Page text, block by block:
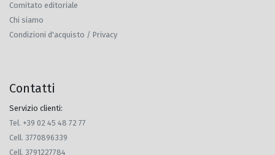
Comitato editoriale
Chi siamo
Condizioni d'acquisto / Privacy
Contatti
Servizio clienti:
Tel. +39 02 45 48 72 77
Cell. 3770896339
Cell. 3791227784